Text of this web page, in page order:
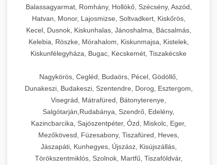
Balassagyarmat, Romhány, Hollókő, Szécsény, Aszód,
Hatvan, Monor, Lajosmizse, Soltvadkert, Kiskőrös,
Kecel, Dusnok, Kiskunhalas, Jánoshalma, Bácsalmás,
Kelebia, Röszke, Mórahalom, Kiskunmajsa, Kistelek,
Kiskunfélegyháza, Bugac, Kecskemét, Tiszakécske
Nagykörös, Cegléd, Budaörs, Pécel, Gödöllő,
Dunakeszi, Budakeszi, Szentendre, Dorog, Esztergom,
Visegrád, Mátrafüred, Bátonyterenye,
Salgótarján,Rudabánya, Szendrő, Edelény,
Kazincbarcika, Sajószentpéter, Ózd, Miskolc, Eger,
Mezőkövesd, Füzesabony, Tiszafüred, Heves,
Jászapáti, Kunhegyes, Újszász, Kisújszállás,
Törökszentmiklós, Szolnok, Martfű, Tiszaföldvár,